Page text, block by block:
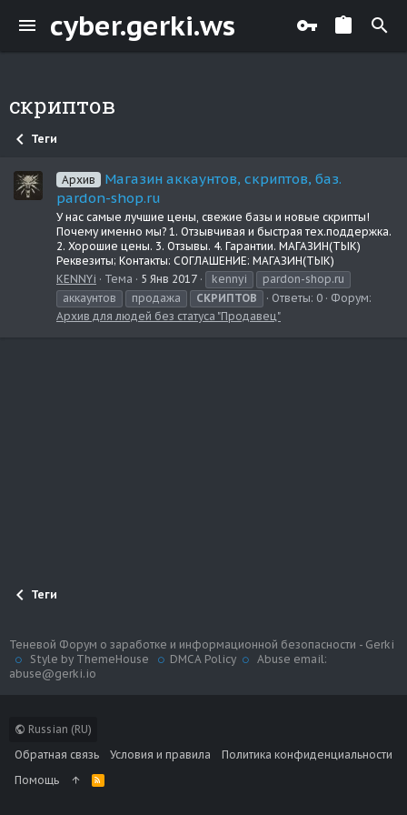
cyber.gerki.ws
скриптов
Теги
Архив
Магазин аккаунтов, скриптов, баз.
pardon-shop.ru
У нас самые лучшие цены, свежие базы и новые скрипты!
Почему именно мы? 1. Отзывчивая и быстрая тех.поддержка.
2. Хорошие цены. 3. Отзывы. 4. Гарантии. МАГАЗИН(ТЫК)
Реквезиты; Контакты: СОГЛАШЕНИЕ: МАГАЗИН(ТЫК)
KENNYi
Тема 5 Янв 2017 kennyi
pardon-shop.ru
аккаунтов
продажа СКРИПТОВ Ответы: 0
Форум:
Архив для людей без статуса "Продавец"
Теги
Russian (RU)
Обратная связь
Условия и правила
Политика конфиденциальности
Помощь
R
S
Теневой Форум о заработке и информационной безопасности - Gerki
Style by ThemeHouse
DMCA Policy
Abuse email:
abuse@gerki.io